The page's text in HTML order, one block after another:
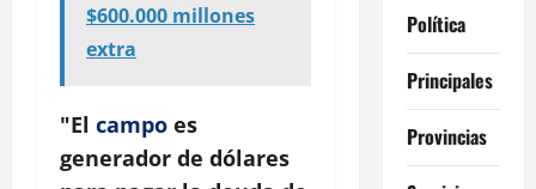
$600.000 millones
extra
"El campo es
generador de dólares
Política
Principales
Provincias